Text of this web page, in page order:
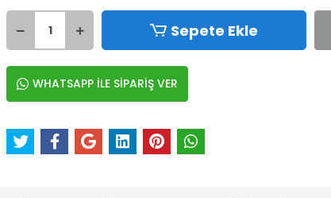
Sepete Ekle
WHATSAPP İLE SİPARİŞ VER